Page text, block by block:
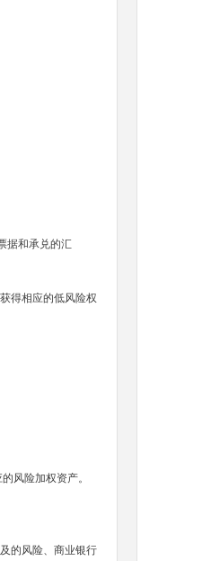
据和承兑的汇
得相应的低风险权
的风险加权资产。
的风险、商业银行